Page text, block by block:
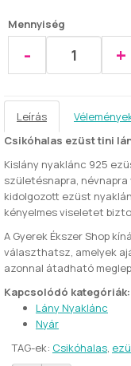
Mennyiség
- +
Leírás
Csikóhalas ezüst tini
Kislány nyaklánc 925
születésnapra, névnapra
kidolgozott ezüst
kényelmes viseletet
A Gyerek Ékszer Shop
választhatsz, amelyek
azonnal átadható
Kapcsolódó kategóriák:
Lány Nyaklánc
Nyár
TAG-ek: Csikóhalas,